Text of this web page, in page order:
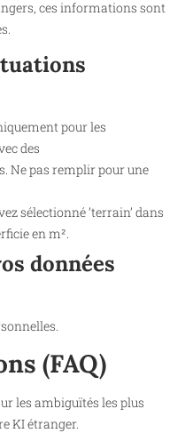
ces informations sont
pour les
des
Ne pas remplir pour une
sélectionné ’terrain’ dans
en m².
données
(FAQ)
les ambiguïtés les plus
KI étranger.